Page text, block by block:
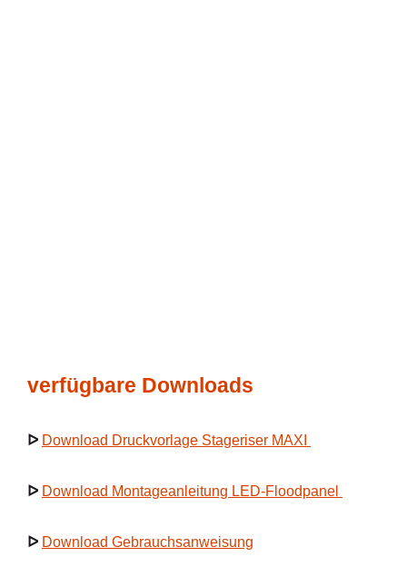
verfügbare Downloads
ᐅ Download Druckvorlage Stageriser MAXI
ᐅ Download Montageanleitung LED-Floodpanel
ᐅ Download Gebrauchsanweisung